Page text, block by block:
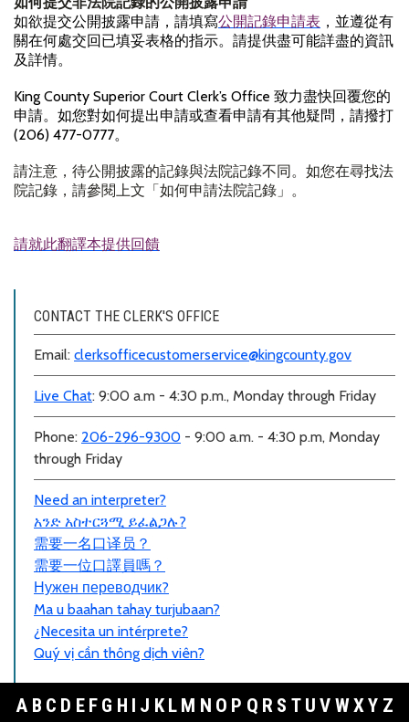
如欲提交公開披露申請，請填寫公開記錄申請表 ，並遵從有
關在何處交回已填妥表格的指示。請提供盡可能詳盡的資訊
及詳情。
King County Superior Court Clerk’s Office 致力盡快回覆您的
申請。如您對如何提出申請或查看申請有其他疑問，請撥打
(206) 477-0777。
請注意，待公開披露的記錄與法院記錄不同。如您在尋找法
院記錄，請參閱上文「如何申請法院記錄」。
請就此翻譯本提供回饋
CONTACT THE CLERK'S OFFICE
Email: clerksofficecustomerservice@kingcounty.gov
Live Chat: 9:00 a.m - 4:30 p.m., Monday through Friday
Phone: 206-296-9300 - 9:00 a.m. - 4:30 p.m, Monday
through Friday
Need an interpreter?
አንድ አስተርጓሚ ይፈልጋሉ?
需要一名口译员？
需要一位口譯員嗎？
Нужен переводчик?
Ma u baahan tahay turjubaan?
¿Necesita un intérprete?
Quý vị cần thông dịch viên?
A B C D E F G H I J K L M N O P Q R S T U V WXY Z